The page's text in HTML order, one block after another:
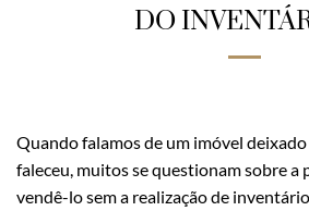
DO
Quando falamos de um imóvel
faleceu, muitos se questionam sobre a
vendê-lo sem a realização de